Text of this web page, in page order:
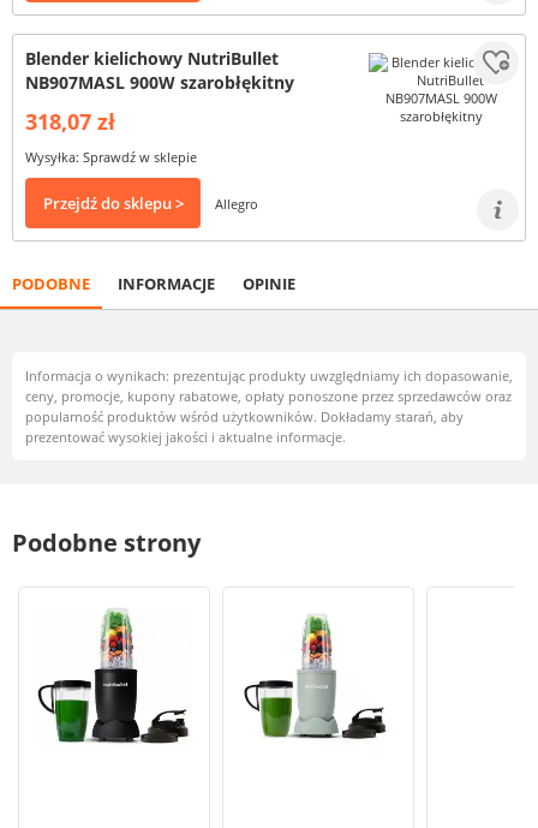
Blender kielichowy NutriBullet
NB907MASL 900W szarobłękitny
318,07 zł
Wysyłka: Sprawdź w sklepie
Przejdź do sklepu > Allegro
PODOBNE INFORMACJE OPINIE
Informacja o wynikach: prezentując produkty uwzględniamy ich dopasowanie,
ceny, promocje, kupony rabatowe, opłaty ponoszone przez sprzedawców oraz
popularność produktów wśród użytkowników. Dokładamy starań, aby
prezentować wysokiej jakości i aktualne informacje.
Podobne strony